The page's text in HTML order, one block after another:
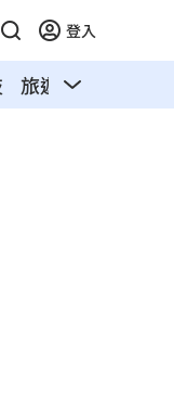
登入
旅遊 汽車